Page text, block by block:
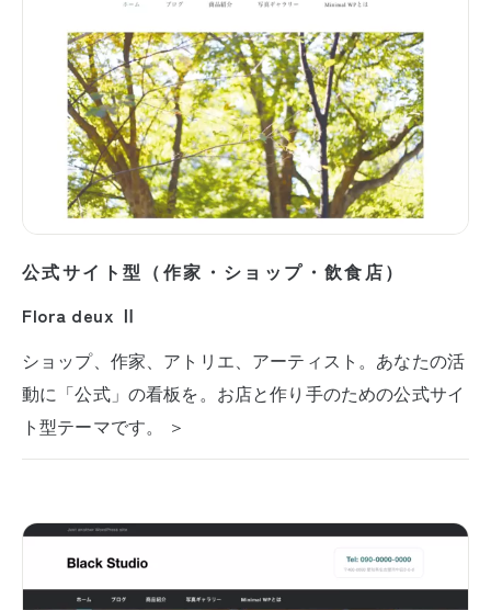
公式サイト型（作家・ショップ・飲食店）
Flora deux Ⅱ
ショップ、作家、アトリエ、アーティスト。あなたの活
動に「公式」の看板を。お店と作り手のための公式サイ
ト型テーマです。 ＞